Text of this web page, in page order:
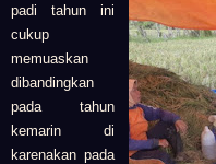
padi tahun ini
cukup
memuaskan
dibandingkan
pada tahun
kemarin di
karenakan pada